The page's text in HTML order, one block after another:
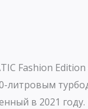
Fashion
в 2021 году.